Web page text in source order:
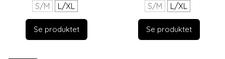
S/M
L/XL
Se produktet
S/M
L/XL
Se produktet